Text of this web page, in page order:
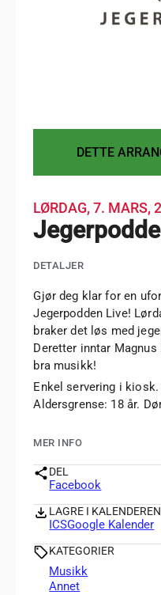
DETTE
LØRDAG, 7. MARS,
DETALJER
Gjør deg klar for en
Jegerpodden Live!
braker det løs med
Deretter inntar
bra musikk!
Enkel servering i
Aldersgrense: 18 år.
MER INFO
DEL
Facebook
LAGRE I
ICSGoogle Kalender
KATEGORIER
Musikk
Annet